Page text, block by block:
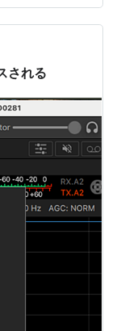
ExpertCloud (
時代 EE
ある
される